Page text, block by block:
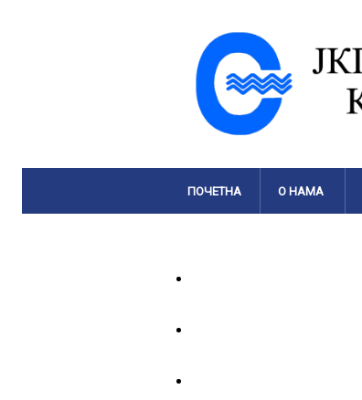
ПОЧЕТНА О НАМА